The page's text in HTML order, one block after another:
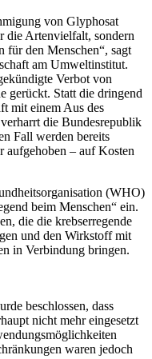
von Glyphosat
die Artenvielfalt, sondern
für den Menschen“, sagt
am Umweltinstitut.
Verbot von
gerückt. Statt die dringend
mit einem Aus des
die Bundesrepublik
Fall werden bereits
aufgehoben – auf Kosten
(WHO)
beim Menschen“ ein.
die die krebserregende
und den Wirkstoff mit
in Verbindung bringen.
beschlossen, dass
nicht mehr eingesetzt
waren jedoch